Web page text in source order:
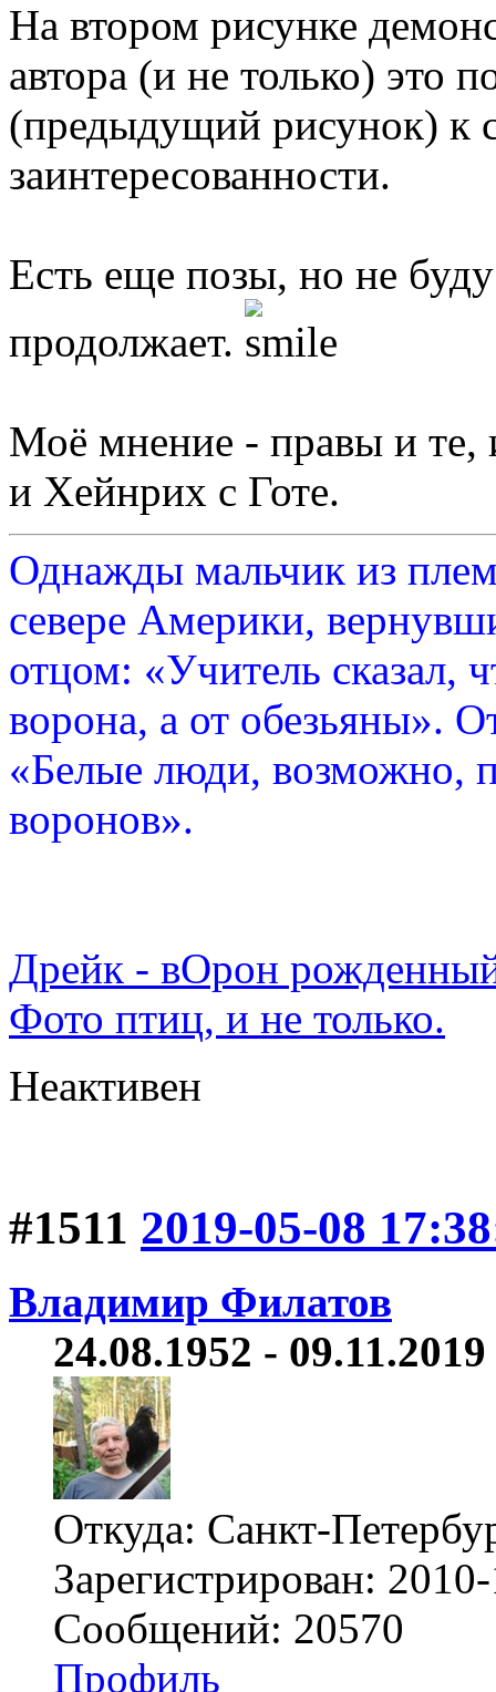
На втором рисунке
автора (и не только) это
(предыдущий рисунок) к
заинтересованности.
Есть еще позы, но не
продолжает.
Моё мнение - правы и те,
и Хейнрих с Готе.
Однажды мальчик из
севере Америки,
отцом: «Учитель сказал,
ворона, а от обезьяны».
«Белые люди, возможно,
воронов».
Дрейк - вОрон
Фото птиц, и не только.
Неактивен
#1511 2019-05-08
Владимир Филатов
24.08.1952 -
Откуда: Санкт-
Зарегистрирован:
Сообщений: 20570
Профиль